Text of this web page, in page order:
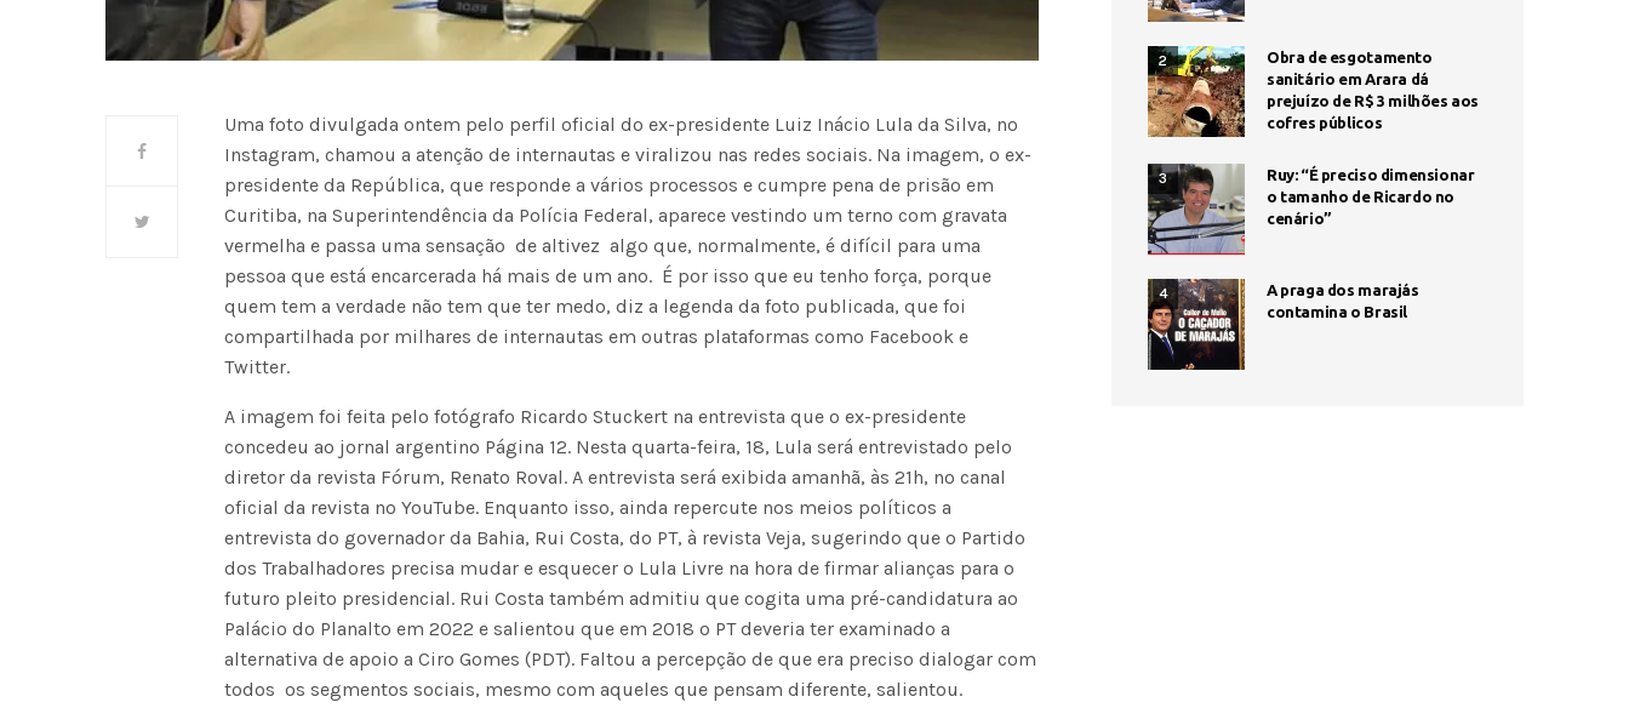
Uma foto divulgada ontem pelo perfil oficial do ex-presidente Luiz Inácio Lula da Silva, no
Instagram, chamou a atenção de internautas e viralizou nas redes sociais. Na imagem, o ex-
presidente da República, que responde a vários processos e cumpre pena de prisão em
Curitiba, na Superintendência da Polícia Federal, aparece vestindo um terno com gravata
vermelha e passa uma sensação de altivez  algo que, normalmente, é difícil para uma
pessoa que está encarcerada há mais de um ano. É por isso que eu tenho força, porque
quem tem a verdade não tem que ter medo, diz a legenda da foto publicada, que foi
compartilhada por milhares de internautas em outras plataformas como Facebook e
Twitter.
A imagem foi feita pelo fotógrafo Ricardo Stuckert na entrevista que o ex-presidente
concedeu ao jornal argentino Página 12. Nesta quarta-feira, 18, Lula será entrevistado pelo
diretor da revista Fórum, Renato Roval. A entrevista será exibida amanhã, às 21h, no canal
oficial da revista no YouTube. Enquanto isso, ainda repercute nos meios políticos a
entrevista do governador da Bahia, Rui Costa, do PT, à revista Veja, sugerindo que o Partido
dos Trabalhadores precisa mudar e esquecer o Lula Livre na hora de firmar alianças para o
futuro pleito presidencial. Rui Costa também admitiu que cogita uma pré-candidatura ao
Palácio do Planalto em 2022 e salientou que em 2018 o PT deveria ter examinado a
alternativa de apoio a Ciro Gomes (PDT). Faltou a percepção de que era preciso dialogar com
todos os segmentos sociais, mesmo com aqueles que pensam diferente, salientou.
2
Obra de esgotamento
sanitário em Arara dá
prejuízo de R$ 3 milhões aos
cofres públicos
3
Ruy: “É preciso dimensionar
o tamanho de Ricardo no
cenário”
4
A praga dos marajás
contamina o Brasil